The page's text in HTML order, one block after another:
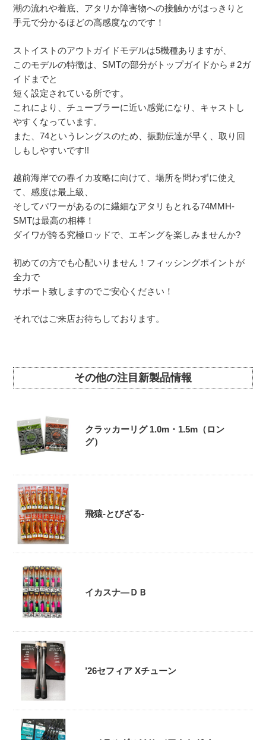
潮の流れや着底、アタリか障害物への接触かがはっきりと
手元で分かるほどの高感度なのです！
ストイストのアウトガイドモデルは5機種ありますが、
このモデルの特徴は、SMTの部分がトップガイドから＃2ガ
イドまでと
短く設定されている所です。
これにより、チューブラーに近い感覚になり、キャストし
やすくなっています。
また、74というレングスのため、振動伝達が早く、取り回
しもしやすいです!!
越前海岸での春イカ攻略に向けて、場所を問わずに使え
て、感度は最上級、
そしてパワーがあるのに繊細なアタリもとれる74MMH-
SMTは最高の相棒！
ダイワが誇る究極ロッドで、エギングを楽しみませんか?
初めての方でも心配いりません！フィッシングポイントが
全力で
サポート致しますのでご安心ください！
それではご来店お待ちしております。
その他の注目新製品情報
クラッカーリグ 1.0m・1.5m（ロン
グ）
飛猿-とびざる-
イカスナ―ＤＢ
’26セフィア Xチューン